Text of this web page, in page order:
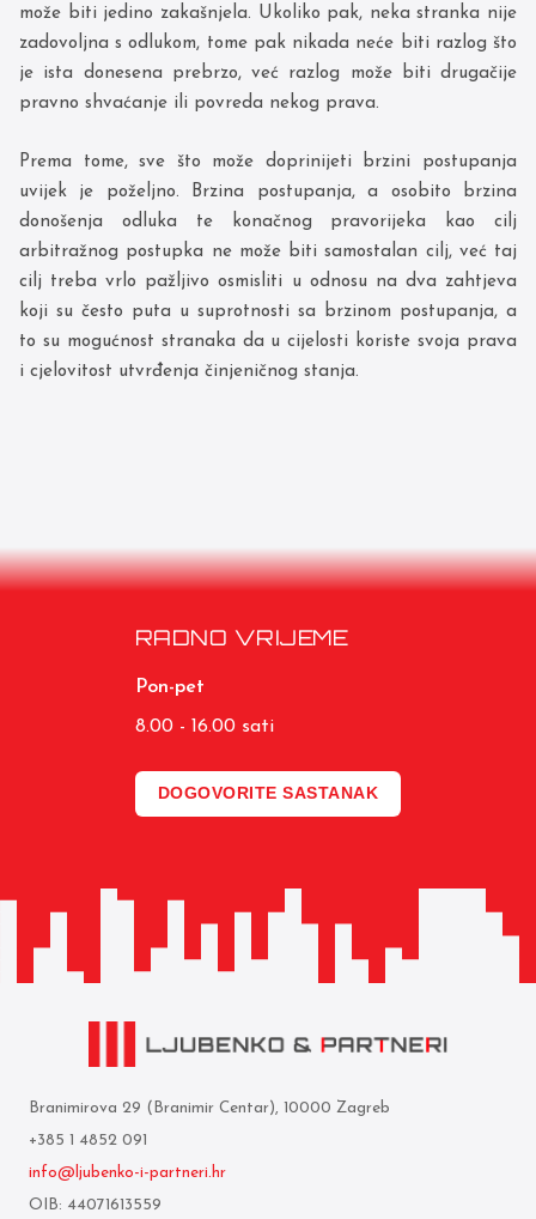
može biti jedino zakašnjela. Ukoliko pak, neka stranka nije
zadovoljna s odlukom, tome pak nikada neće biti razlog što
je ista donesena prebrzo, već razlog može biti drugačije
pravno shvaćanje ili povreda nekog prava.
Prema tome, sve što može doprinijeti brzini postupanja
uvijek je poželjno. Brzina postupanja, a osobito brzina
donošenja odluka te konačnog pravorijeka kao cilj
arbitražnog postupka ne može biti samostalan cilj, već taj
cilj treba vrlo pažljivo osmisliti u odnosu na dva zahtjeva
koji su često puta u suprotnosti sa brzinom postupanja, a
to su mogućnost stranaka da u cijelosti koriste svoja prava
i cjelovitost utvrđenja činjeničnog stanja.
RADNO VRIJEME
Pon-pet
8.00 - 16.00 sati
DOGOVORITE SASTANAK
Branimirova 29 (Branimir Centar), 10000 Zagreb
+385 1 4852 091
info@ljubenko-i-partneri.hr
OIB: 44071613559